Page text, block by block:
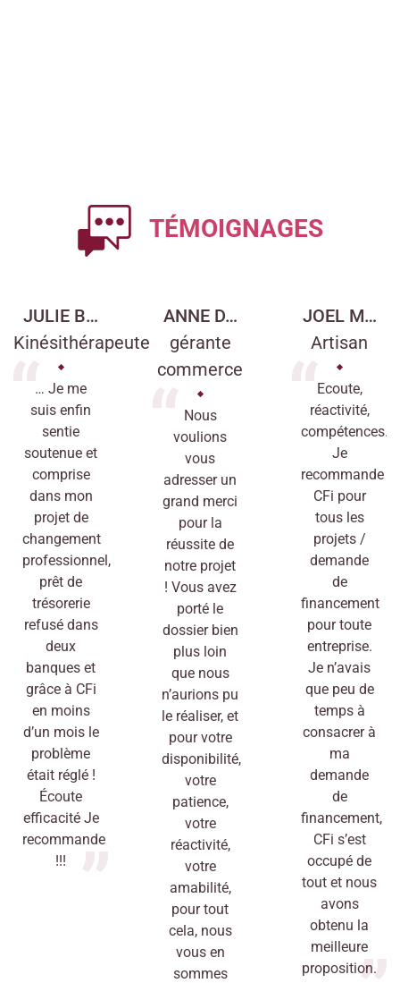
TÉMOIGNAGES
JULIE B…
Kinésithérapeute
… Je me
suis enfin
sentie
soutenue et
comprise
dans mon
projet de
changement
professionnel,
prêt de
trésorerie
refusé dans
deux
banques et
grâce à CFi
en moins
d’un mois le
problème
était réglé !
Écoute
efficacité Je
recommande
!!!
ANNE D…
gérante
commerce
Nous
voulions
vous
adresser un
grand merci
pour la
réussite de
notre projet
! Vous avez
porté le
dossier bien
plus loin
que nous
n’aurions pu
le réaliser, et
pour votre
disponibilité,
votre
patience,
votre
réactivité,
votre
amabilité,
pour tout
cela, nous
vous en
sommes
JOEL M…
Artisan
Ecoute,
réactivité,
compétences.
Je
recommande
CFi pour
tous les
projets /
demande
de
financement
pour toute
entreprise.
Je n’avais
que peu de
temps à
consacrer à
ma
demande
de
financement,
CFi s’est
occupé de
tout et nous
avons
obtenu la
meilleure
proposition.